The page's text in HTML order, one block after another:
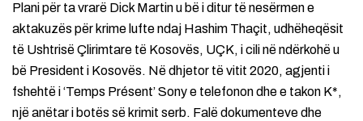
Plani për ta vrarë Dick Martin u bë i ditur të nesërmen e
aktakuzës për krime lufte ndaj Hashim Thaçit, udhëheqësit
të Ushtrisë Çlirimtare të Kosovës, UÇK, i cili në ndërkohë u
bë President i Kosovës. Në dhjetor të vitit 2020, agjenti i
fshehtë i ‘Temps Présent’ Sony e telefonon dhe e takon K*,
një anëtar i botës së krimit serb. Falë dokumenteve dhe